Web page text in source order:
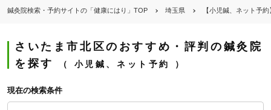
鍼灸院検索・予約サイトの「健康にはり」TOP 埼玉県 【小児鍼、ネット予
さいたま市北区のおすすめ・評判の鍼灸院
を探す
小児鍼、ネット予約
現在の検索条件